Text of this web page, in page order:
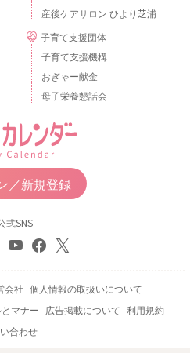
産後ケアサロン ひより芝浦
子育て支援団体
子育て支援機構
おぎゃー献金
母子栄養懇話会
／新規登録
式SNS
会社 個人情報の取扱いについて
マナー 広告掲載について 利用規約
合わせ